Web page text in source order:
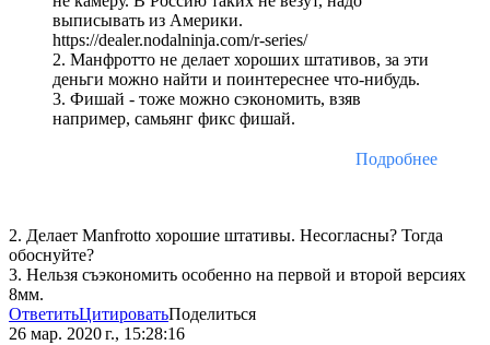
выписывать из Америки.
https://dealer.nodalninja.com/r-series/
2. Манфротто не делает хороших штативов, за эти
деньги можно найти и поинтереснее что-нибудь.
3. Фишай - тоже можно сэкономить, взяв
например, самьянг фикс фишай.
Подробнее
2. Делает Manfrotto хорошие штативы. Несогласны? Тогда
обоснуйте?
3. Нельзя съэкономить особенно на первой и второй версиях
8мм.
ОтветитьЦитироватьПоделиться
26 мар. 2020 г., 15:28:16